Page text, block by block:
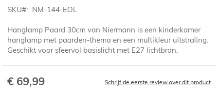
begin
de
afbeeldingen-
gallerij
SKU NM-144-EOL
Hanglamp Paard 30cm van Niermann is een kinderkamer
hanglamp met paarden-thema en een multikleur uitstraling.
Geschikt voor sfeervol basislicht met E27 lichtbron.
Speciale
€ 69,99 Schrijf de eerste review over dit product